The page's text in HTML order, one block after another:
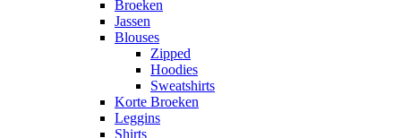
Broeken
Jassen
Blouses
Zipped
Hoodies
Sweatshirts
Korte Broeken
Leggins
Shirts